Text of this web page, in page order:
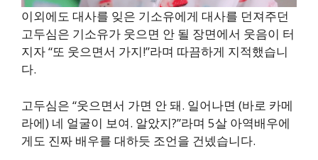
이외에도 대사를 잊은 기소유에게 대사를 던져주던
고두심은 기소유가 웃으면 안 될 장면에서 웃음이 터
지자 “또 웃으면서 가지!”라며 따끔하게 지적했습니
다.
고두심은 “웃으면서 가면 안 돼. 일어나면 (바로 카메
라에) 네 얼굴이 보여. 알았지?”라며 5살 아역배우에
게도 진짜 배우를 대하듯 조언을 건넸습니다.